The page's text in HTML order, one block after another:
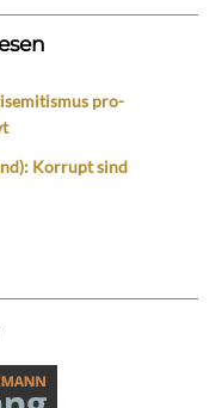
pro-
Korrupt sind